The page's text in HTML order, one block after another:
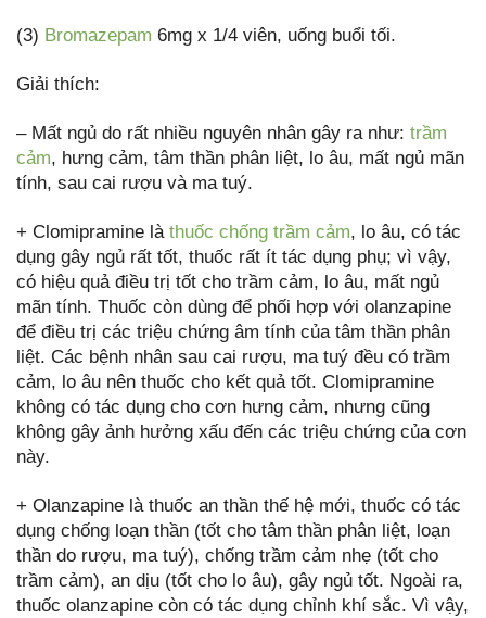
(3) Bromazepam 6mg x 1/4 viên, uống buổi tối.
Giải thích:
– Mất ngủ do rất nhiều nguyên nhân gây ra như: trầm
cảm, hưng cảm, tâm thần phân liệt, lo âu, mất ngủ mãn
tính, sau cai rượu và ma tuý.
+ Clomipramine là thuốc chống trầm cảm, lo âu, có tác
dụng gây ngủ rất tốt, thuốc rất ít tác dụng phụ; vì vậy,
có hiệu quả điều trị tốt cho trầm cảm, lo âu, mất ngủ
mãn tính. Thuốc còn dùng để phối hợp với olanzapine
để điều trị các triệu chứng âm tính của tâm thần phân
liệt. Các bệnh nhân sau cai rượu, ma tuý đều có trầm
cảm, lo âu nên thuốc cho kết quả tốt. Clomipramine
không có tác dụng cho cơn hưng cảm, nhưng cũng
không gây ảnh hưởng xấu đến các triệu chứng của cơn
này.
+ Olanzapine là thuốc an thần thế hệ mới, thuốc có tác
dụng chống loạn thần (tốt cho tâm thần phân liệt, loạn
thần do rượu, ma tuý), chống trầm cảm nhẹ (tốt cho
trầm cảm), an dịu (tốt cho lo âu), gây ngủ tốt. Ngoài ra,
thuốc olanzapine còn có tác dụng chỉnh khí sắc. Vì vậy,